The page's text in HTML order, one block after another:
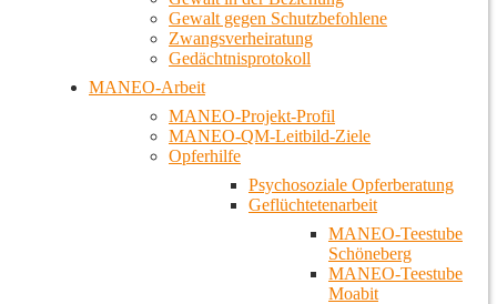
Gewalt gegen Schutzbefohlene
Zwangsverheiratung
Gedächtnisprotokoll
MANEO-Arbeit
MANEO-Projekt-Profil
MANEO-QM-Leitbild-Ziele
Opferhilfe
Psychosoziale Opferberatung
Geflüchtetenarbeit
MANEO-Teestube
Schöneberg
MANEO-Teestube
Moabit